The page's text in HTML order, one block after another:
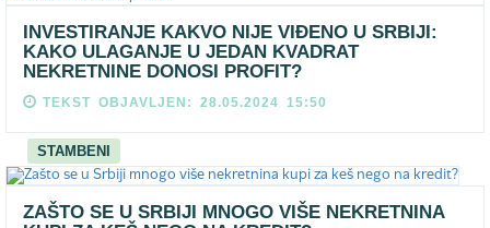
INVESTIRANJE KAKVO NIJE VIĐENO U SRBIJI:
KAKO ULAGANJE U JEDAN KVADRAT
NEKRETNINE DONOSI PROFIT?
TEKST OBJAVLJEN: 28.05.2024 15:50
STAMBENI
ZAŠTO SE U SRBIJI MNOGO VIŠE NEKRETNINA